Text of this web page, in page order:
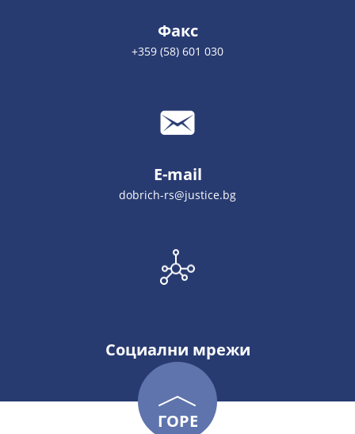
Факс
+359 (58) 601 030
E-mail
dobrich-rs@justice.bg
Социални мрежи
ГОРЕ